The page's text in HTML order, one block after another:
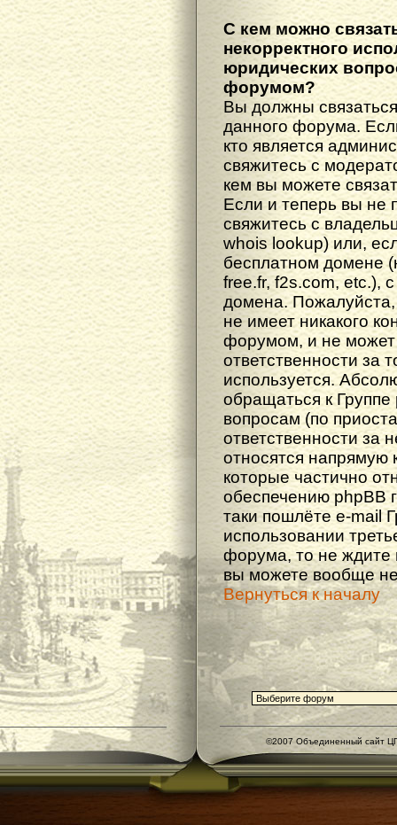
С кем можно
некорректного
юридических
форумом?
Вы должны
данного форума.
кто является
свяжитесь с
кем вы можете
Если и теперь вы не
свяжитесь с
whois lookup) или,
бесплатном домене
free.fr, f2s.com, etc.),
домена. Пожалуйста,
не имеет никакого
форумом, и не может
ответственности за
используется.
обращаться к
вопросам (по
ответственности за
относятся напрямую
которые частично
обеспечению phpBB
таки пошлёте e-mail
использовании
форума, то не ждите
вы можете вообще не
Вернуться к началу
©2007 Объединенный сайт